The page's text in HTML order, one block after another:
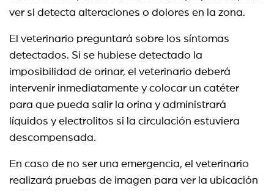
ver si detecta alteraciones o dolores en la zona.
El veterinario preguntará sobre los síntomas
detectados. Si se hubiese detectado la
imposibilidad de orinar, el veterinario deberá
intervenir inmediatamente y colocar un catéter
para que pueda salir la orina y administrará
líquidos y electrolitos si la circulación estuviera
descompensada.
En caso de no ser una emergencia, el veterinario
realizará pruebas de imagen para ver la ubicación